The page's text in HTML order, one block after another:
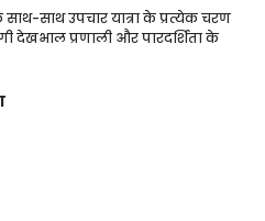
साथ उपचार यात्रा के प्रत्येक चरण
देखभाल प्रणाली और पारदर्शिता के